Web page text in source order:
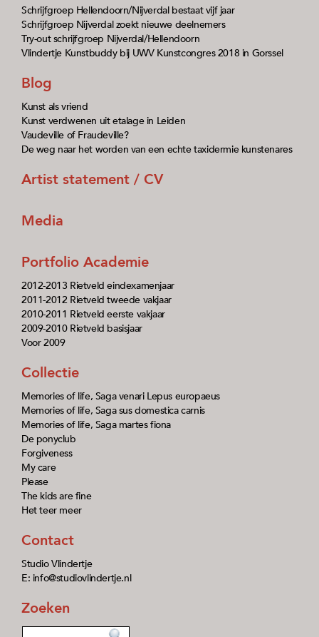
Schrijfgroep Hellendoorn/Nijverdal bestaat vijf jaar
Schrijfgroep Nijverdal zoekt nieuwe deelnemers
Try-out schrijfgroep Nijverdal/Hellendoorn
Vlindertje Kunstbuddy bij UWV Kunstcongres 2018 in Gorssel
Blog
Kunst als vriend
Kunst verdwenen uit etalage in Leiden
Vaudeville of Fraudeville?
De weg naar het worden van een echte taxidermie kunstenares
Artist statement / CV
Media
Portfolio Academie
2012-2013 Rietveld eindexamenjaar
2011-2012 Rietveld tweede vakjaar
2010-2011 Rietveld eerste vakjaar
2009-2010 Rietveld basisjaar
Voor 2009
Collectie
Memories of life, Saga venari Lepus europaeus
Memories of life, Saga sus domestica carnis
Memories of life, Saga martes fiona
De ponyclub
Forgiveness
My care
Please
The kids are fine
Het teer meer
Contact
Studio Vlindertje
E: info@studiovlindertje.nl
Zoeken